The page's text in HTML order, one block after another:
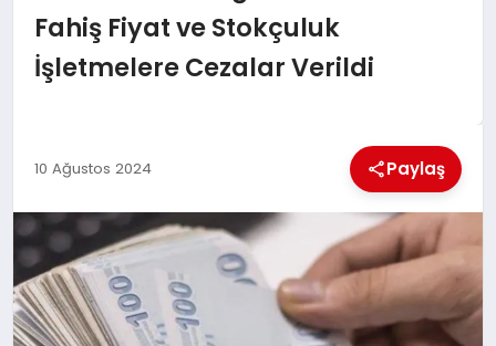
SOSYAL MEDYA
Fahiş Fiyat ve Stokçuluk
İşletmelere Cezalar Verildi
10 Ağustos 2024 Paylaş